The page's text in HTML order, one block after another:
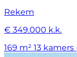
Rekem
€ 349.000 k.k.
169 m² 13 kamers